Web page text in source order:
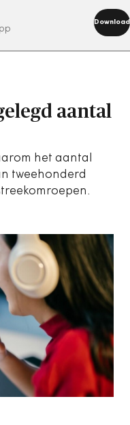
Download
aantal
het aantal
tweehonderd